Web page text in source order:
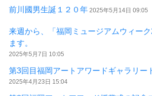
前川國男生誕１２０年 2025年5月14日 09:05
来週から、「福岡ミュージアムウィー
ます。
2025年5月7日 10:05
第3回目福岡アートアワードギャラリー
2025年4月23日 15:04